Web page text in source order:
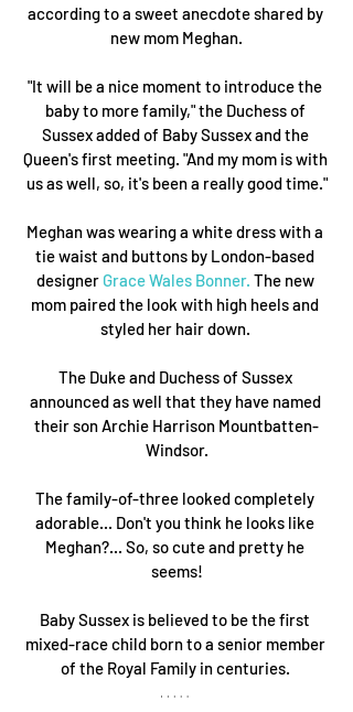
according to a sweet anecdote shared by
new mom Meghan.
"It will be a nice moment to introduce the
baby to more family," the Duchess of
Sussex added of Baby Sussex and the
Queen's first meeting. "And my mom is with
us as well, so, it's been a really good time."
Meghan was wearing a white dress with a
tie waist and buttons by London-based
designer Grace Wales Bonner. The new
mom paired the look with high heels and
styled her hair down.
The Duke and Duchess of Sussex
announced as well that they have named
their son Archie Harrison Mountbatten-
Windsor.
The family-of-three looked completely
adorable... Don't you think he looks like
Meghan?... So, so cute and pretty he
seems!
Baby Sussex is believed to be the first
mixed-race child born to a senior member
of the Royal Family in centuries.